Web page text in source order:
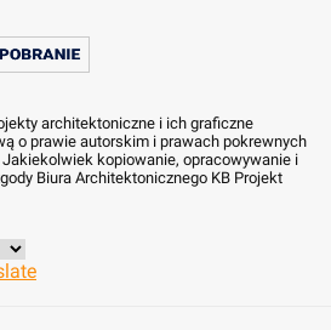
architektoniczne i ich graficzne
o prawie autorskim i prawach pokrewnych
kopiowanie, opracowywanie i
Biura Architektonicznego KB Projekt